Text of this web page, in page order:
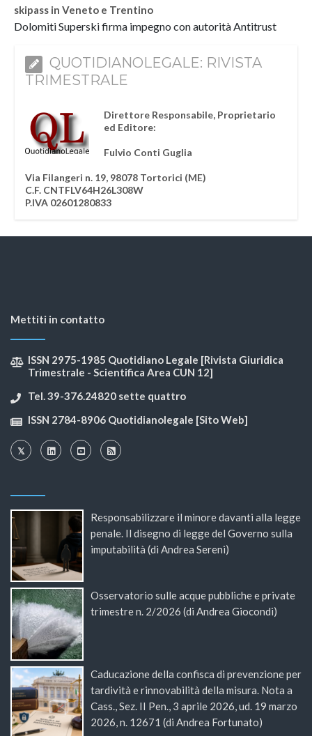
skipass in Veneto e Trentino
Dolomiti Superski firma impegno con autorità Antitrust
QUOTIDIANOLEGALE: RIVISTA
TRIMESTRALE
Direttore Responsabile, Proprietario
ed Editore:
Fulvio Conti Guglia
Via Filangeri n. 19, 98078 Tortorici (ME)
C.F. CNTFLV64H26L308W
P.IVA 02601280833
Mettiti in contatto
ISSN 2975-1985 Quotidiano Legale [Rivista Giuridica
Trimestrale - Scientifica Area CUN 12]
Tel. 39-376.24820 sette quattro
ISSN 2784-8906 Quotidianolegale [Sito Web]
Responsabilizzare il minore davanti alla legge
penale. Il disegno di legge del Governo sulla
imputabilità (di Andrea Sereni)
Osservatorio sulle acque pubbliche e private
trimestre n. 2/2026 (di Andrea Giocondi)
Caducazione della confisca di prevenzione per
tardività e rinnovabilità della misura. Nota a
Cass., Sez. II Pen., 3 aprile 2026, ud. 19 marzo
2026, n. 12671 (di Andrea Fortunato)